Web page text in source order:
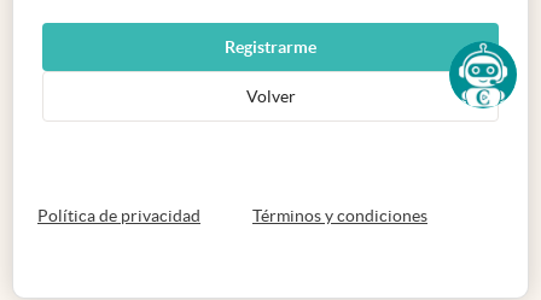
Registrarme
Volver
Política de privacidad abre en nueva pestaña
Términos y condicionesabre en nueva